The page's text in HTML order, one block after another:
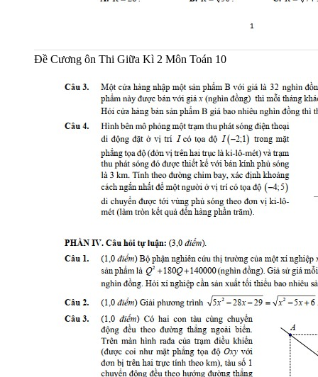
Đề Cương ôn Thi Giữa Kì 2 Môn Toán 10